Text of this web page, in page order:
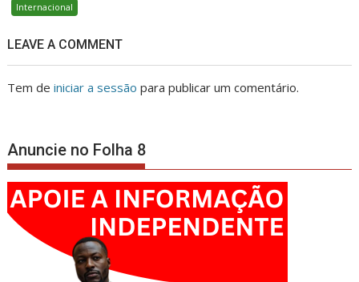
Internacional
LEAVE A COMMENT
Tem deiniciar a sessão para publicar um comentário.
Anuncie no Folha 8